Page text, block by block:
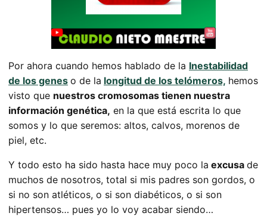
Por ahora cuando hemos hablado de la Inestabilidad
de los genes o de la longitud de los telómeros, hemos
visto que nuestros cromosomas tienen nuestra
información genética, en la que está escrita lo que
somos y lo que seremos: altos, calvos, morenos de
piel, etc.
Y todo esto ha sido hasta hace muy poco la excusa de
muchos de nosotros, total si mis padres son gordos, o
si no son atléticos, o si son diabéticos, o si son
hipertensos… pues yo lo voy acabar siendo…